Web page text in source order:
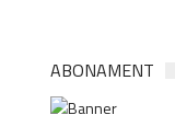
ABONAMENT